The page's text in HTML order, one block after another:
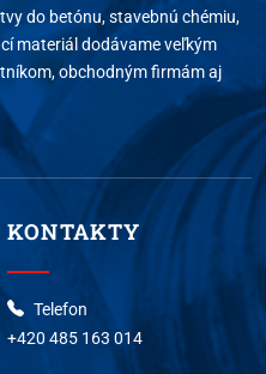
do betónu, stavebnú chémiu,
materiál dodávame veľkým
obchodným firmám aj
KONTAKTY
Telefon
+420 485 163 014